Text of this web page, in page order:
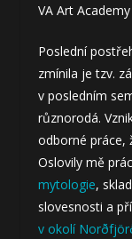
VA Art
Poslední
zmínila je tzv.
v posledním
různorodá.
odborné práce,
Oslovily mě
mytologie,
slovesnosti a
v okolí